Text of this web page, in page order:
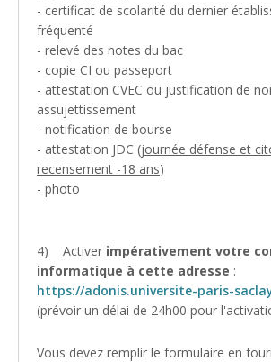
- certificat de scolarité du dernier
fréquenté
- relevé des notes du bac
- copie CI ou passeport
- attestation CVEC ou justification de
assujettissement
- notification de bourse
- attestation JDC (journée défense et
recensement -18 ans)
- photo
4) Activer impérativement votre
informatique à cette adresse :
https://adonis.universite-paris-
(prévoir un délai de 24h00 pour
Vous devez remplir le formulaire en